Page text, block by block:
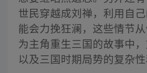
世民穿越成刘禅，利用自
能会力挽狂澜，这些情节
为主角重生三国的故事中
以及三国时期局势的复杂性